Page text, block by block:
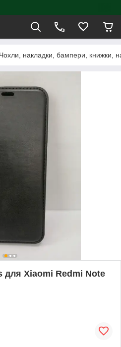
Чохли, накладки, бампери, книжки,
для Xiaomi Redmi Note